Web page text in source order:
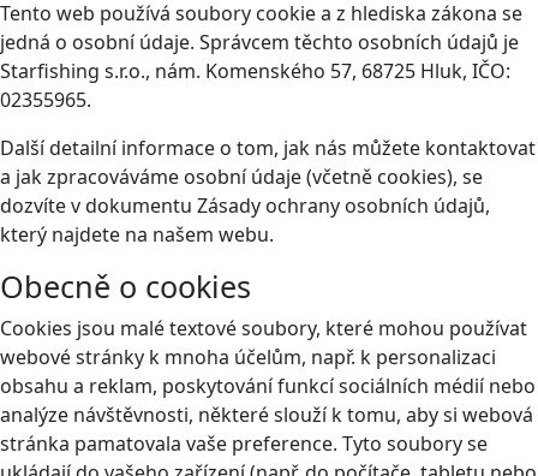
Tento web používá soubory cookie a z hlediska zákona se
jedná o osobní údaje. Správcem těchto osobních údajů je
Starfishing s.r.o., nám. Komenského 57, 68725 Hluk, IČO:
02355965.
Další detailní informace o tom, jak nás můžete kontaktovat
a jak zpracováváme osobní údaje (včetně cookies), se
dozvíte v dokumentu Zásady ochrany osobních údajů,
který najdete na našem webu.
Obecně o cookies
Cookies jsou malé textové soubory, které mohou používat
webové stránky k mnoha účelům, např. k personalizaci
obsahu a reklam, poskytování funkcí sociálních médií nebo
analýze návštěvnosti, některé slouží k tomu, aby si webová
stránka pamatovala vaše preference. Tyto soubory se